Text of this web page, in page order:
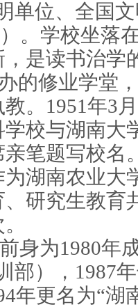
单位、全国
。学校坐落
是读书治学
的修业学堂
。1951年3
校与湖南大
笔题写校名
湖南农业大
研究生教育
为1980年
部），1987
年更名为“